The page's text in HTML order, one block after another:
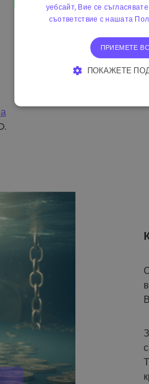
уебсайт, Вие се
съответствие с нашата
ПРИЕМЕТЕ
ПОКАЖЕТЕ